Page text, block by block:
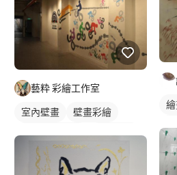
藝粋 彩繪工作室
室內壁畫
壁畫彩繪